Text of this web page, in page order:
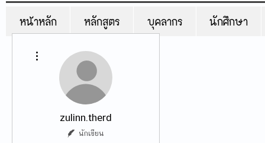
หน้าหลัก หลักสูตร บุคลากร นักศึกษา
zulinn.therd
นักเขียน